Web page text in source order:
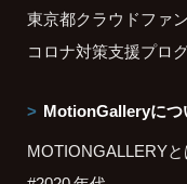
東京都クラウドファ
コロナ対策支援プロ
MotionGalleryにつ
MOTIONGALLERYと